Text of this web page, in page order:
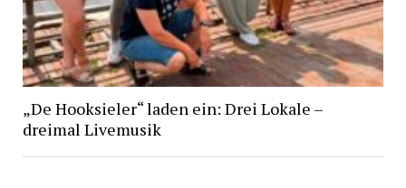
„De Hooksieler“ laden ein: Drei Lokale –
dreimal Livemusik